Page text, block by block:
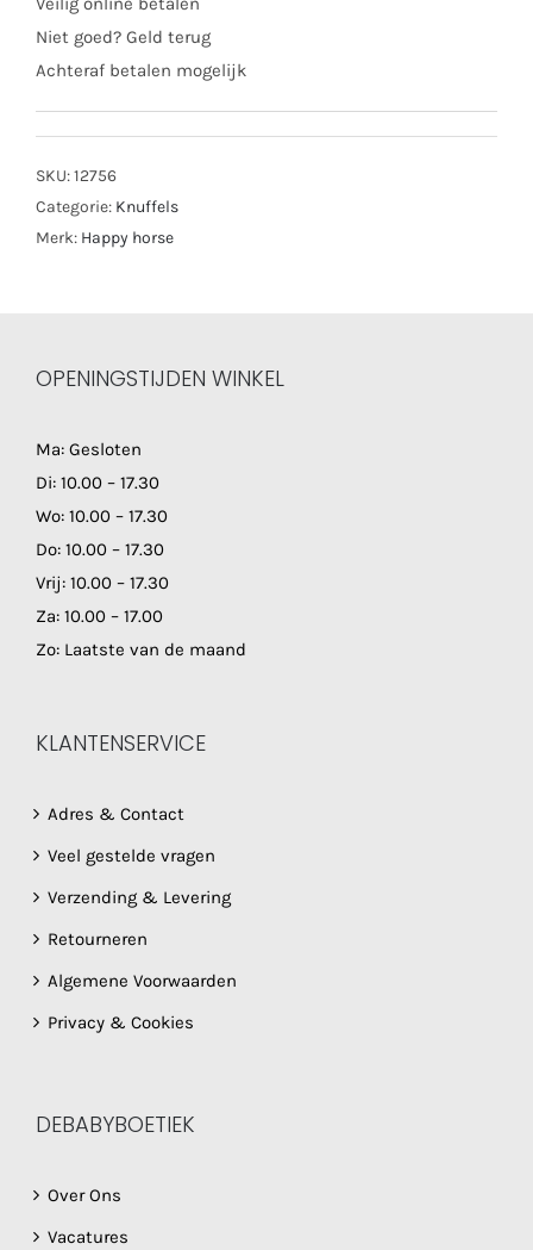
Niet goed? Geld terug
Achteraf betalen mogelijk
SKU:12756
Categorie: Knuffels
Merk: Happy horse
OPENINGSTIJDEN WINKEL
Ma: Gesloten
Di: 10.00 – 17.30
Wo: 10.00 – 17.30
Do: 10.00 – 17.30
Vrij: 10.00 – 17.30
Za: 10.00 – 17.00
Zo: Laatste van de maand
KLANTENSERVICE
Adres & Contact
Veel gestelde vragen
Verzending & Levering
Retourneren
Algemene Voorwaarden
Privacy & Cookies
DEBABYBOETIEK
Over Ons
Vacatures